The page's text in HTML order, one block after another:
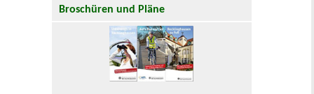
Broschüren und Pläne